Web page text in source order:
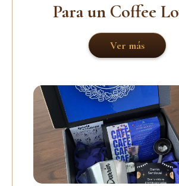
Para un Coffee
Ver más